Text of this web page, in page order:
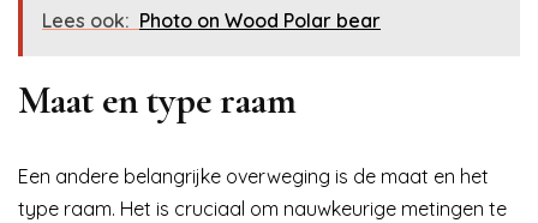
Lees ook: Photo on Wood Polar bear
Maat en type raam
Een andere belangrijke overweging is de maat en het
type raam. Het is cruciaal om nauwkeurige metingen te